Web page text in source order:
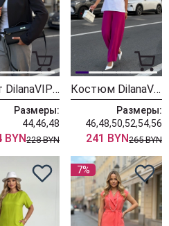
Жакет DilanaVIP 2148 черный
Размеры:
44,46,48
BYN228 BYN
Костюм DilanaVIP 2146 молочный + фуксия
Размеры:
46,48,50,52,54,56
241 BYN265 BYN
7%